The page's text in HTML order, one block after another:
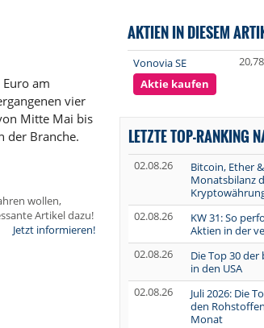
am
vier
Mitte Mai bis
der Branche.
wollen,
Artikel dazu!
Jetzt informieren!
AKTIEN IN DIESEM
Vonovia SE
Aktie kaufen
20,78
LETZTE TOP-RANKING
02.08.26
Bitcoin, Ether
Monatsbilanz
02.08.26
KW 31: So
Aktien in der
02.08.26
Die Top 30 der
in den USA
02.08.26
Juli 2026: Die
den
Monat